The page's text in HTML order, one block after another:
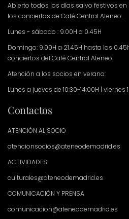
Abierto todos los días salvo festivos
los conciertos de Café Central Ateneo.
Lunes - sábado : 9.00H a 0.45H
Domingo: 9.00H a 21.45H hasta las
conciertos del Café Central Ateneo.
Atención a los socios en verano:
Lunes a jueves de 10:30-14:00H | viernes
Contactos
ATENCIÓN AL SOCIO
atencionsocios@ateneodemadrid.es
ACTIVIDADES:
culturales@ateneodemadrid.es
COMUNICACIÓN Y PRENSA
comunicacion@ateneodemadrid.es